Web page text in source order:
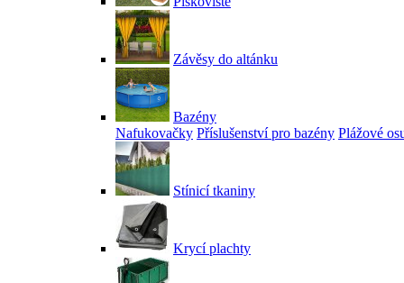
Závěsy do altánku
Bazény
Nafukovačky Příslušenství pro bazény Plážové
Stínicí tkaniny
Krycí plachty